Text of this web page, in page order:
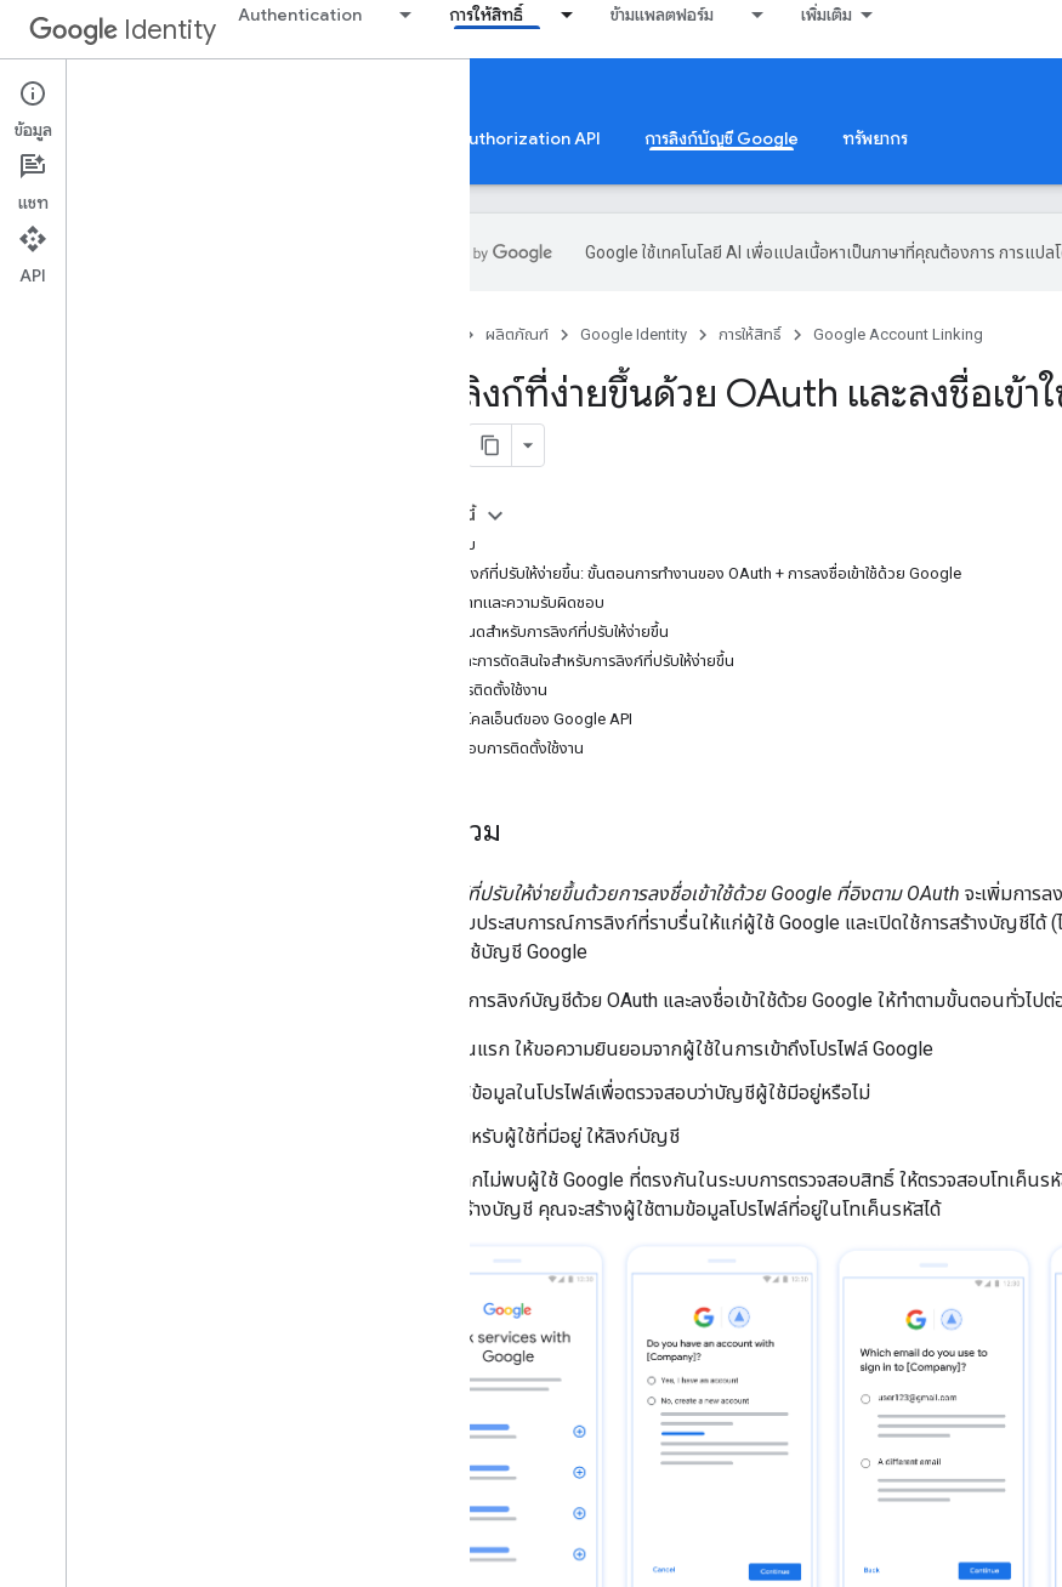
Identity Authentication การให้สิทธิ์ ข้ามแพลตฟอร์ม เพิ่มเติม
Google Account Linking
การให้สิทธิ์บัญชี Google การยืนยันแอปเพื่อใช้ Google Authorization API การลิงก์บัญชี Google ทรัพยากร
Google ใช้เทคโนโลยี AI เพื่อแปลเนื้อหาเป็นภาษาที่คุณต้องการ การแปล
ผลิตภัณฑ์ Google Identity การให้สิทธิ์ Google Account Linking
การลิงก์ที่ง่ายขึ้นด้วย OAuth และลงชื่อเข้
ในหน้านี้
ภาพรวม
การลิงก์ที่ปรับให้ง่ายขึ้น: ขั้นตอนการทำงานของ OAuth + การลงชื่อเข้าใช้ด้วย Google
บทบาทและความรับผิดชอบ
ข้อกำหนดสำหรับการลิงก์ที่ปรับให้ง่ายขึ้น
ตรรกะการตัดสินใจสำหรับการลิงก์ที่ปรับให้ง่ายขึ้น
สูตรการติดตั้งใช้งาน
รับรหัสไคลเอ็นต์ของ Google API
ตรวจสอบการติดตั้งใช้งาน
ภาพรวม
การลิงก์ที่ปรับให้ง่ายขึ้นด้วยการลงชื่อเข้าใช้ด้วย Google ที่อิงตาม OAuth จะเพิ่มการล
ซึ่งจะมอบประสบการณ์การลิงก์ที่ราบรื่นให้แก่ผู้ใช้ Google และเปิดใช้การสร้างบัญชีไ
คุณโดยใช้บัญชี Google
หากต้องการลิงก์บัญชีด้วย OAuth และลงชื่อเข้าใช้ด้วย Google ให้ทำตามขั้นตอนทั่วไปต่
ขั้นแรก ให้ขอความยินยอมจากผู้ใช้ในการเข้าถึงโปรไฟล์ Google
ใช้ข้อมูลในโปรไฟล์เพื่อตรวจสอบว่าบัญชีผู้ใช้มีอยู่หรือไม่
สำหรับผู้ใช้ที่มีอยู่ ให้ลิงก์บัญชี
หากไม่พบผู้ใช้ Google ที่ตรงกันในระบบการตรวจสอบสิทธิ์ ให้ตรวจสอบโทเค็น
สร้างบัญชี คุณจะสร้างผู้ใช้ตามข้อมูลโปรไฟล์ที่อยู่ในโทเค็นรหัสได้
ข้อมูล
แชท
API